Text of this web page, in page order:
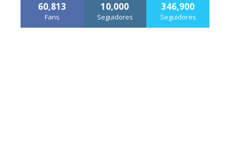
60,813
Fans
10,000
Seguidores
346,900
Seguidores